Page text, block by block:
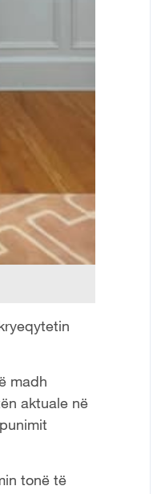
madh
aktuale në
tonë të